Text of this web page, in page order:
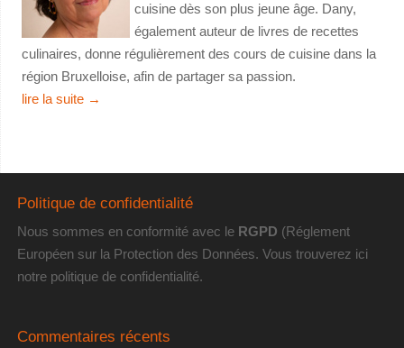
cuisine dès son plus jeune âge. Dany,
également auteur de livres de recettes
culinaires, donne régulièrement des cours de cuisine dans la
région Bruxelloise, afin de partager sa passion.
lire la suite →
Politique de confidentialité
Nous sommes en conformité avec le RGPD (Réglement
Européen sur la Protection des Données. Vous trouverez ici
notre politique de confidentialité.
Commentaires récents